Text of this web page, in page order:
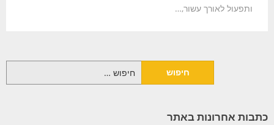
ותפעול לאורך עשור,…
כתבות אחרונות באתר